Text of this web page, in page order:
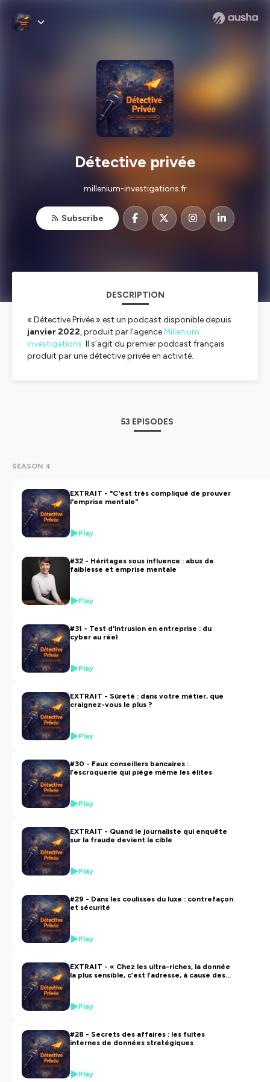
Détective privée
millenium-investigations.fr
Subscribe
DESCRIPTION
« Détective Privée » est un podcast disponible depuis
janvier 2022, produit par l’agenceMillenium
Investigations. Il s’agit du premier podcast français
produit par une détective privée en activité.
53 EPISODES
SEASON 4
EXTRAIT - "C'est très compliqué de prouver
l'emprise mentale"
Play
#32 - Héritages sous influence : abus de
faiblesse et emprise mentale
Play
#31 - Test d'intrusion en entreprise : du
cyber au réel
Play
EXTRAIT - Sûreté : dans votre métier, que
craignez-vous le plus ?
Play
#30 - Faux conseillers bancaires :
l’escroquerie qui piège même les élites
Play
EXTRAIT - Quand le journaliste qui enquête
sur la fraude devient la cible
Play
#29 - Dans les coulisses du luxe : contrefaçon
et sécurité
Play
EXTRAIT - « Chez les ultra-riches, la donnée
la plus sensible, c’est l’adresse, à cause des
Play
#28 - Secrets des affaires : les fuites
internes de données stratégiques
Play